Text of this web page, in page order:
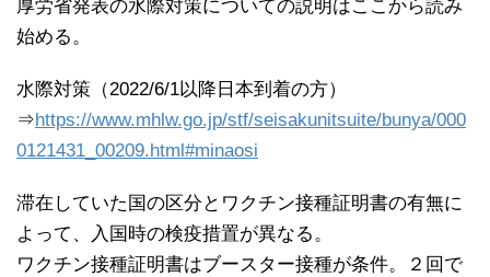
厚労省発表の水際対策についての説明はここから読み
始める。
水際対策（2022/6/1以降日本到着の方）
⇒https://www.mhlw.go.jp/stf/seisakunitsuite/bunya/000
0121431_00209.html#minaosi
滞在していた国の区分とワクチン接種証明書の有無に
よって、入国時の検疫措置が異なる。
ワクチン接種証明書はブースター接種が条件。２回で